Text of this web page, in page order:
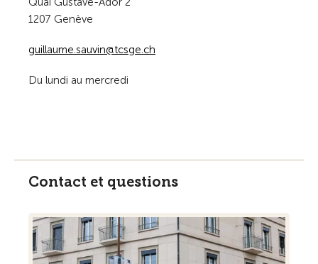
1207 Genève
guillaume.sauvin@tcsge.ch
Du lundi au mercredi
Contact et questions